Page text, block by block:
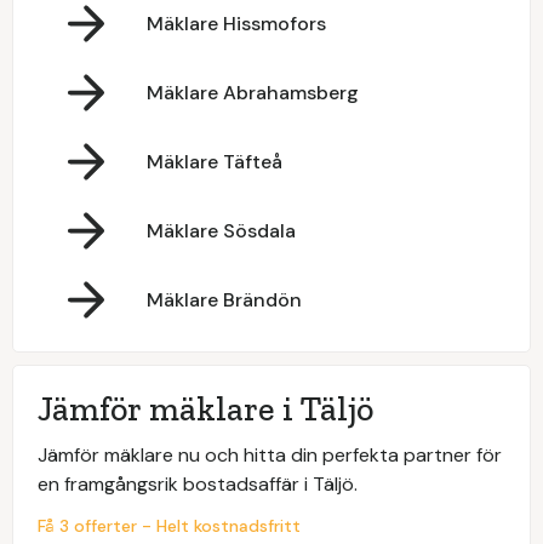
Mäklare Hissmofors
Mäklare Abrahamsberg
Mäklare Täfteå
Mäklare Sösdala
Mäklare Brändön
Jämför mäklare i Täljö
Jämför mäklare nu och hitta din perfekta partner för
en framgångsrik bostadsaffär i Täljö.
Få 3 offerter - Helt kostnadsfritt